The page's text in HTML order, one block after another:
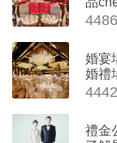
吉祥
婚宴
婚禮
禮金